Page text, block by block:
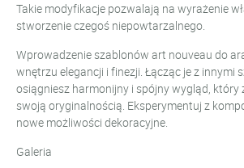
Takie modyfikacje pozwalają na wyrażenie
stworzenie czegoś niepowtarzalnego.
Wprowadzenie szablonów art nouveau do
wnętrzu elegancji i finezji. Łącząc je z innymi
osiągniesz harmonijny i spójny wygląd, który
swoją oryginalnością. Eksperymentuj z
nowe możliwości dekoracyjne.
Galeria